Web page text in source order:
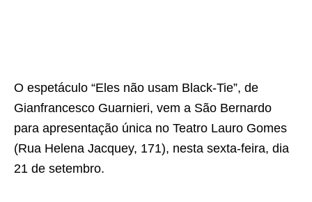
O espetáculo “Eles não usam Black-Tie”, de
Gianfrancesco Guarnieri, vem a São Bernardo
para apresentação única no Teatro Lauro Gomes
(Rua Helena Jacquey, 171), nesta sexta-feira, dia
21 de setembro.